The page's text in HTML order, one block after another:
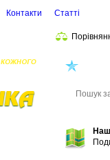
Контакти Статті